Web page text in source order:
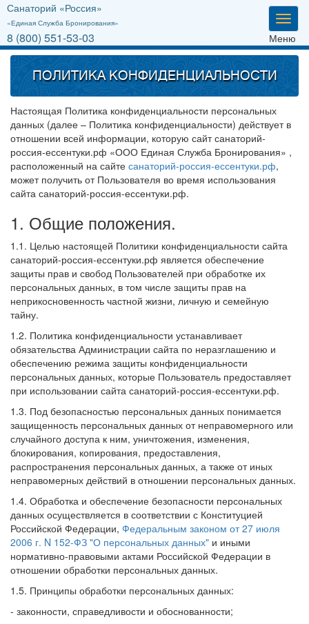
Меню
Меню
Санаторий «Россия»
«Единая Служба Бронирования»
8 (800) 551-53-03
ПОЛИТИКА КОНФИДЕНЦИАЛЬНОСТИ
Настоящая Политика конфиденциальности персональных
данных (далее – Политика конфиденциальности) действует в
отношении всей информации, которую сайт санаторий-
россия-ессентуки.рф «ООО Единая Служба Бронирования» ,
расположенный на сайте санаторий-россия-ессентуки.рф,
может получить от Пользователя во время использования
сайта санаторий-россия-ессентуки.рф.
1. Общие положения.
1.1. Целью настоящей Политики конфиденциальности сайта
санаторий-россия-ессентуки.рф является обеспечение
защиты прав и свобод Пользователей при обработке их
персональных данных, в том числе защиты прав на
неприкосновенность частной жизни, личную и семейную
тайну.
1.2. Политика конфиденциальности устанавливает
обязательства Администрации сайта по неразглашению и
обеспечению режима защиты конфиденциальности
персональных данных, которые Пользователь предоставляет
при использовании сайта санаторий-россия-ессентуки.рф.
1.3. Под безопасностью персональных данных понимается
защищенность персональных данных от неправомерного или
случайного доступа к ним, уничтожения, изменения,
блокирования, копирования, предоставления,
распространения персональных данных, а также от иных
неправомерных действий в отношении персональных данных.
1.4. Обработка и обеспечение безопасности персональных
данных осуществляется в соответствии с Конституцией
Российской Федерации, Федеральным законом от 27 июля
2006 г. N 152-ФЗ "О персональных данных" и иными
нормативно-правовыми актами Российской Федерации в
отношении обработки персональных данных.
1.5. Принципы обработки персональных данных:
- законности, справедливости и обоснованности;